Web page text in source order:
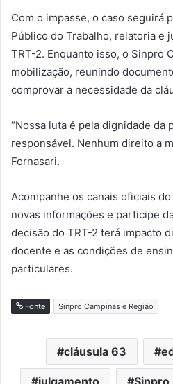
Com o impasse, o caso seguirá
Público do Trabalho, relatoria e
TRT-2. Enquanto isso, o Sinpro
mobilização, reunindo
comprovar a necessidade da
“Nossa luta é pela dignidade da
responsável. Nenhum direito a
Fornasari.
Acompanhe os canais oficiais
novas informações e participe
decisão do TRT-2 terá impacto
docente e as condições de
particulares.
Fonte Sinpro Campinas e Região
cláusula 63
julgamento Sinpro